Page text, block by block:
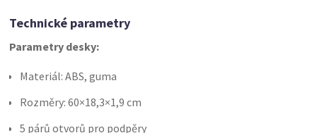
Technické parametry
Parametry desky:
Materiál: ABS, guma
Rozměry: 60×18,3×1,9 cm
5 párů otvorů pro podpěry